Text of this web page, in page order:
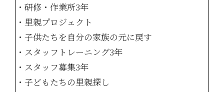
・研修・作業所3年
・里親プロジェクト
・子供たちを自分の家族の元に戻す
・スタッフトレーニング3年
・スタッフ募集3年
・子どもたちの里親探し